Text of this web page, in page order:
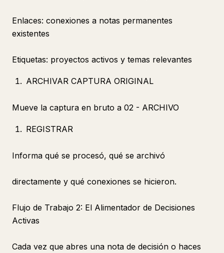
Enlaces: conexiones a notas permanentes
existentes
Etiquetas: proyectos activos y temas relevantes
ARCHIVAR CAPTURA ORIGINAL
Mueve la captura en bruto a 02 - ARCHIVO
REGISTRAR
Informa qué se procesó, qué se archivó
directamente y qué conexiones se hicieron.
Flujo de Trabajo 2: El Alimentador de Decisiones
Activas
Cada vez que abres una nota de decisión o haces